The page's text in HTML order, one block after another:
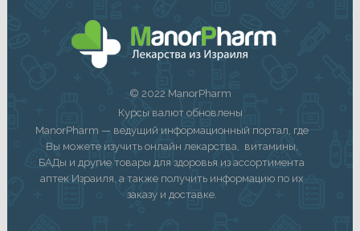
© 2022 ManorPharm
Курсы валют обновлены
ManorPharm — ведущий информационный портал, где
Вы можете изучить онлайн лекарства, витамины,
БАДы и другие товары для здоровья из ассортимента
аптек Израиля, а также получить информацию по их
заказу и доставке.